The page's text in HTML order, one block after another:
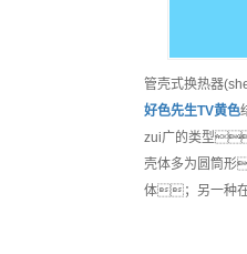
管壳式换热器
好色先生TV黄色
zui广的类型
壳体多为圆筒
体；另一种